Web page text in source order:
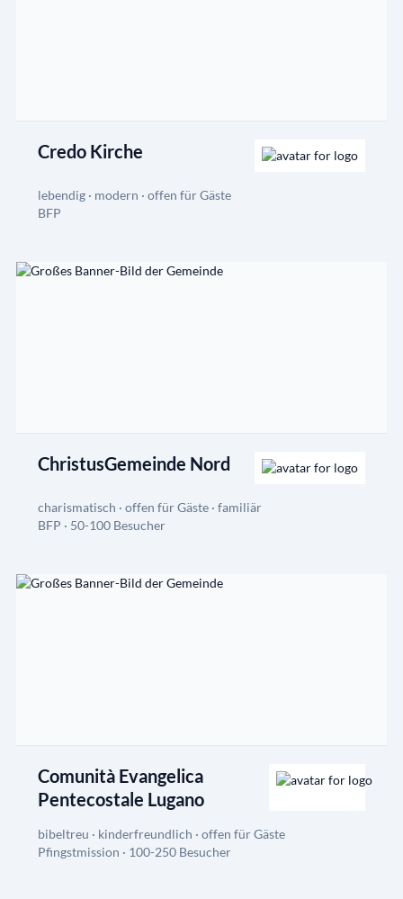
Credo Kirche
lebendig · modern · offen für Gäste
BFP
ChristusGemeinde Nord
charismatisch · offen für Gäste · familiär
BFP · 50-100 Besucher
Comunità Evangelica
Pentecostale Lugano
bibeltreu · kinderfreundlich · offen für Gäste
Pfingstmission · 100-250 Besucher